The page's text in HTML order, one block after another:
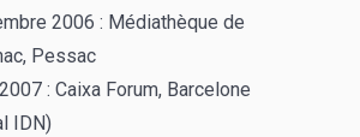
2006 : Médiathèque de
Pessac
: Caixa Forum, Barcelone
IDN)